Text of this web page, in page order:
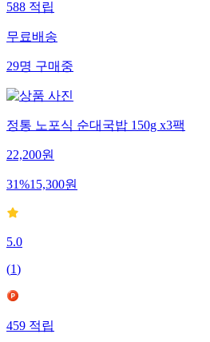
588적립
무료배송
29명구매중
정통 노포식 순대국밥 150g x3팩
22,200원
31%15,300원
5.0
(1)
459적립